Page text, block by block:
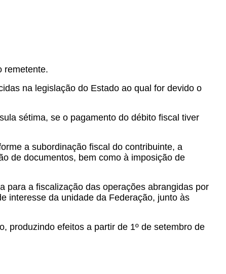
remetente.
na legislação do Estado ao qual for devido o
sétima, se o pagamento do débito fiscal tiver
a subordinação fiscal do contribuinte, a
de documentos, bem como à imposição de
para a fiscalização das operações abrangidas por
interesse da unidade da Federação, junto às
produzindo efeitos a partir de 1º de setembro de